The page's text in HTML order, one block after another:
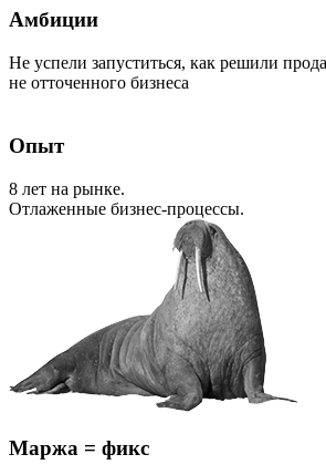
Амбиции
Не успели запуститься, как решили
не отточенного бизнеса
Опыт
8 лет на рынке.
Отлаженные бизнес-процессы.
Маржа = фикс